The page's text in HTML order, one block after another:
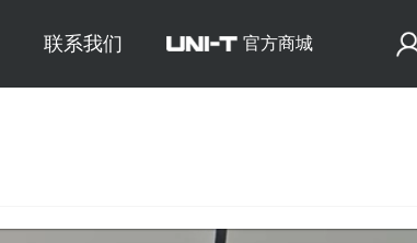
联系我们 官方商城